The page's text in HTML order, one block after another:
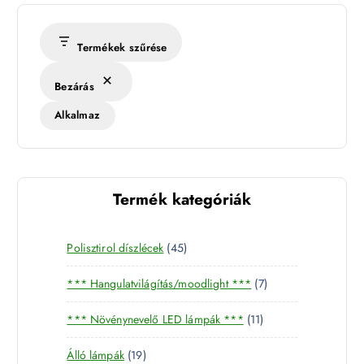
Termékek szűrése
Bezárás
Alkalmaz
Termék kategóriák
Polisztirol díszlécek 454
5
t
e
r
m
*** Hangulatvilágítás/moodlight *** 77
t
r
*** Növénynevelő LED lámpák *** 111
1
Álló lámpák 191